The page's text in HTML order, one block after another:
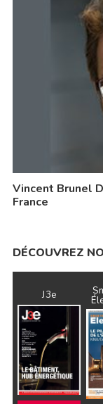
Vincent Brunel
France
DÉCOUVREZ
J3e